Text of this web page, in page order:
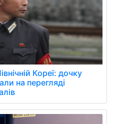
Кореї: дочку
на перегляді